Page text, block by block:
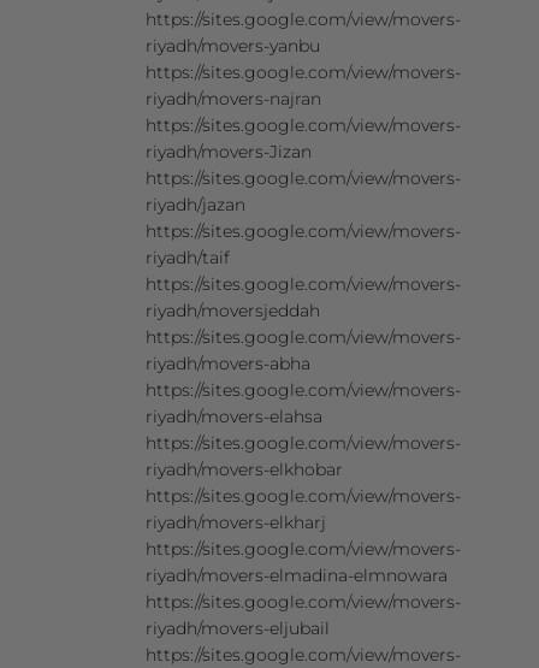
https://sites.google.com/view/movers-
riyadh/movers-yanbu
https://sites.google.com/view/movers-
riyadh/movers-najran
https://sites.google.com/view/movers-
riyadh/movers-Jizan
https://sites.google.com/view/movers-
riyadh/jazan
https://sites.google.com/view/movers-
riyadh/taif
https://sites.google.com/view/movers-
riyadh/moversjeddah
https://sites.google.com/view/movers-
riyadh/movers-abha
https://sites.google.com/view/movers-
riyadh/movers-elahsa
https://sites.google.com/view/movers-
riyadh/movers-elkhobar
https://sites.google.com/view/movers-
riyadh/movers-elkharj
https://sites.google.com/view/movers-
riyadh/movers-elmadina-elmnowara
https://sites.google.com/view/movers-
riyadh/movers-eljubail
https://sites.google.com/view/movers-